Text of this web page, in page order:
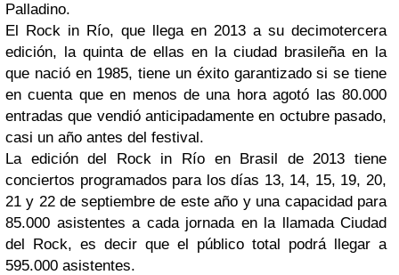
Palladino.
El Rock in Río, que llega en 2013 a su decimotercera
edición, la quinta de ellas en la ciudad brasileña en la
que nació en 1985, tiene un éxito garantizado si se tiene
en cuenta que en menos de una hora agotó las 80.000
entradas que vendió anticipadamente en octubre pasado,
casi un año antes del festival.
La edición del Rock in Río en Brasil de 2013 tiene
conciertos programados para los días 13, 14, 15, 19, 20,
21 y 22 de septiembre de este año y una capacidad para
85.000 asistentes a cada jornada en la llamada Ciudad
del Rock, es decir que el público total podrá llegar a
595.000 asistentes.